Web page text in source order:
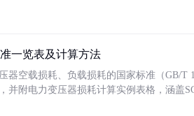
一览表及计算方法
器空载损耗、负载损耗的国家标准（GB/T
并附电力变压器损耗计算实例表格，涵盖